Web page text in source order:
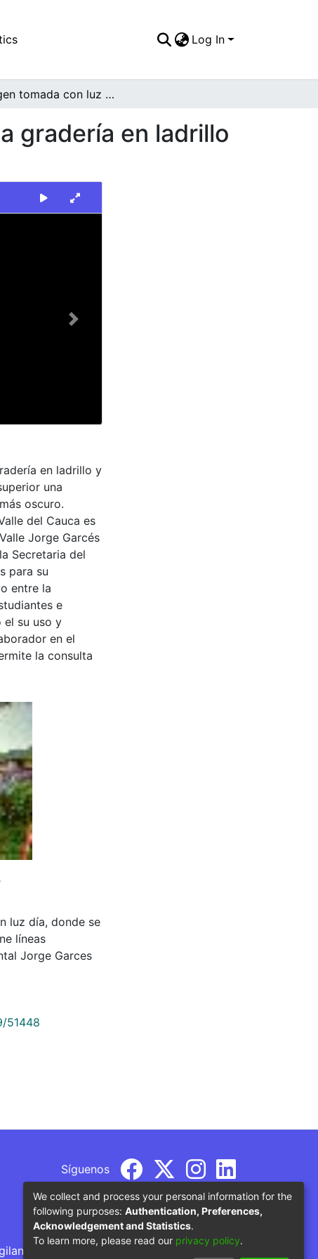
Log In
Imagen tomada con luz día, donde se aprecia una gradería en ladrillo y concreto, que define líneas diagonales
gradería en ladrillo
Next
en ladrillo y
una
oscuro.
del Cauca es
Jorge Garcés
Secretaria del
para su
entre la
e
el su uso y
en el
la consulta
luz día, donde se
líneas
Jorge Garces
51448
Síguenos
por parte del Ministerio de Educación
We collect and process your personal information for the
following purposes: Authentication, Preferences,
Acknowledgement and Statistics.
To learn more, please read our privacy policy.